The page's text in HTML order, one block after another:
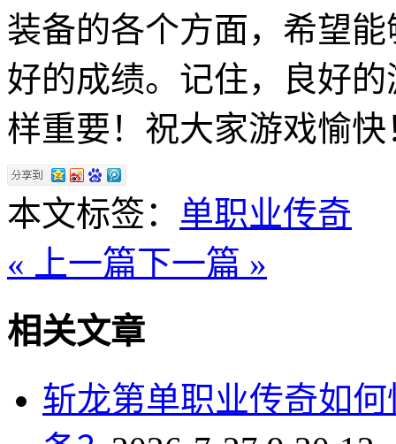
装备的各个方面，希望
好的成绩。记住，良好
样重要！祝大家游戏愉快
本文标签： 单职业传奇
« 上一篇下一篇 »
相关文章
斩龙第单职业传奇如